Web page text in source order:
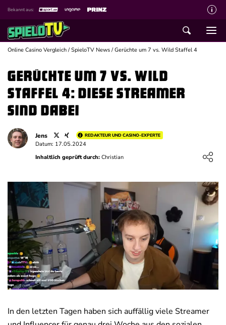
Bekannt aus:
Über spieloTV
Wie wir bewerten
Die SpieloTV Crew
Datenschutzerklärung
Haftungsausschluss für Inhalte
Schreiber gesucht
Kontakt mit spieloTV
Deals News
Online Casino Vergleich /SpieloTV News /Gerüchte um 7 vs. Wild Staffel 4
Gerüchte um 7 vs. Wild
Staffel 4: Diese Streamer
sind dabei
Jens REDAKTEUR UND CASINO-EXPERTE
Loading ...
Datum: 17.05.2024
Inhaltlich geprüft durch: Christian
In den letzten Tagen haben sich auffällig viele Streamer